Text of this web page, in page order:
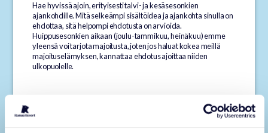
Hae hyvissä ajoin, erityisesti talvi- ja kesäsesonkien
ajankohdille. Mitä selkeämpi sisältöidea ja ajankohta sinulla on
ehdottaa, sitä helpompi ehdotusta on arvioida.
Huippusesonkien aikaan (joulu-tammikuu, heinäkuu) emme
yleensä voi tarjota majoitusta, joten jos haluat kokea meillä
majoituselämyksen, kannattaa ehdotus ajoittaa niiden
ulkopuolelle.